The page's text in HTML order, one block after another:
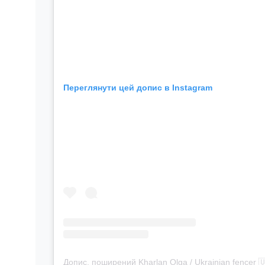
Переглянути цей допис в Instagram
Допис, поширений Kharlan Olga / Ukrainian fencer